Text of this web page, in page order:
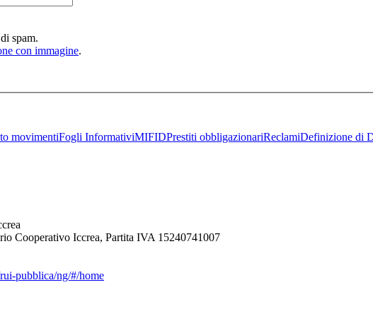
spam.
con immagine.
movimentiFogli InformativiMIFIDPrestiti obbligazionariReclamiDefinizione di
Cooperativo Iccrea, Partita IVA 15240741007
pubblica/ng/#/home